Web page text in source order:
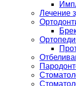
Лечение